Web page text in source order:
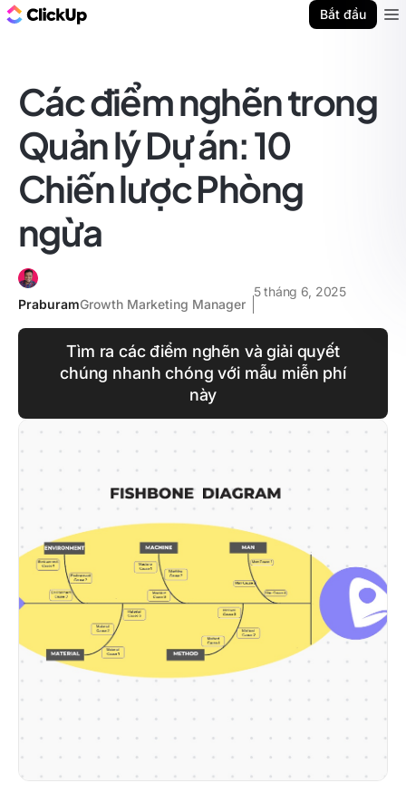
Bắt đầu
Các điểm nghẽn trong
Quản lý Dự án: 10
Chiến lược Phòng
ngừa
PraburamGrowth Marketing Manager
5 tháng 6, 2025
Tìm ra các điểm nghẽn và giải quyết
chúng nhanh chóng với mẫu miễn phí
này